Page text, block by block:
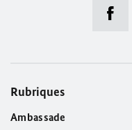
Rubriques
Ambassade